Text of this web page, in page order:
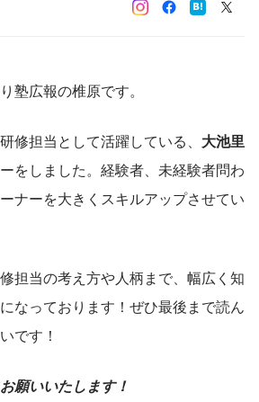
塾広報の椎原です。
修担当として活躍している、 大池里
をしました。経験者、未経験者問わ
ナーを大きくスキルアップさせてい
担当の考え方や人柄まで、幅広く知
なっております！ぜひ最後まで読ん
です！
願いいたします！